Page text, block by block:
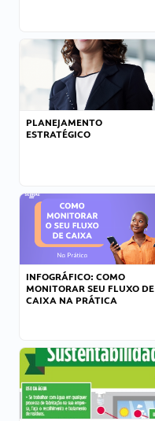
PLANEJAMENTO
ESTRATÉGICO
INFOGRÁFICO: COMO
MONITORAR SEU FLUXO DE
CAIXA NA PRÁTICA